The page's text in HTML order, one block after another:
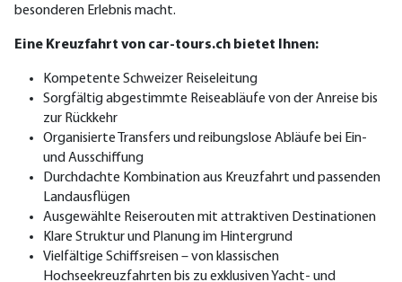
besonderen Erlebnis macht.
Eine Kreuzfahrt von car-tours.ch bietet Ihnen:
Kompetente Schweizer Reiseleitung
Sorgfältig abgestimmte Reiseabläufe von der Anreise bis
zur Rückkehr
Organisierte Transfers und reibungslose Abläufe bei Ein-
und Ausschiffung
Durchdachte Kombination aus Kreuzfahrt und passenden
Landausflügen
Ausgewählte Reiserouten mit attraktiven Destinationen
Klare Struktur und Planung im Hintergrund
Vielfältige Schiffsreisen – von klassischen
Hochseekreuzfahrten bis zu exklusiven Yacht- und